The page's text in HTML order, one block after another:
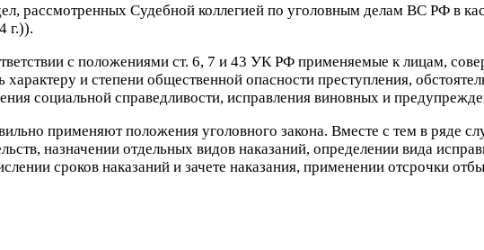
рассмотренных Судебной коллегией по уголовным делам ВС РФ в
г.)).
с положениями ст. 6, 7 и 43 УК РФ применяемые к лицам,
характеру и степени общественной опасности преступления,
социальной справедливости, исправления виновных и
применяют положения уголовного закона. Вместе с тем в ряде
назначении отдельных видов наказаний, определении вида
сроков наказаний и зачете наказания, применении отсрочки